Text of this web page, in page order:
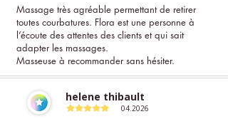
Massage très agréable permettant de retirer
toutes courbatures. Flora est une personne à
l’écoute des attentes des clients et qui sait
adapter les massages.
Masseuse à recommander sans hésiter.
helene thibault
04.2026